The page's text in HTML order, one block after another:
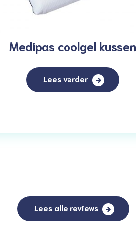
Medipas coolgel kussen
Lees verder
Lees alle reviews